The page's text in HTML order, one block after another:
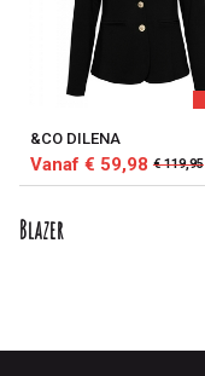
&CO DILENA
Vanaf € 59,98 € 119,95
Blazer